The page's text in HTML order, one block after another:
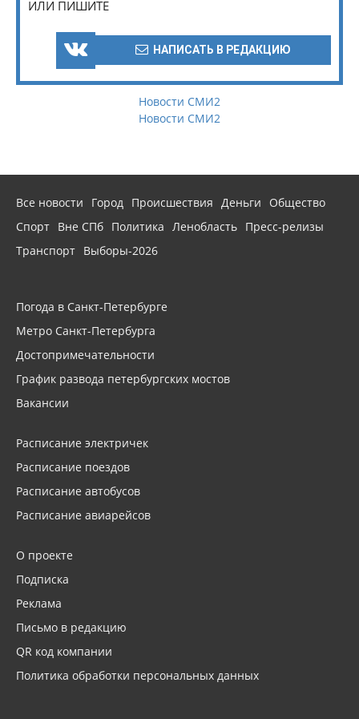
ИЛИ ПИШИТЕ
НАПИСАТЬ В РЕДАКЦИЮ
Новости СМИ2
Новости СМИ2
Все новости Город Происшествия Деньги
Общество
Спорт Вне СПб Политика Ленобласть Пресс-релизы
Транспорт Выборы-2026
Погода в Санкт-Петербурге
Метро Санкт-Петербурга
Достопримечательности
График развода петербургских мостов
Вакансии
Расписание электричек
Расписание поездов
Расписание автобусов
Расписание авиарейсов
О проекте
Подписка
Реклама
Письмо в редакцию
QR код компании
Политика обработки персональных данных